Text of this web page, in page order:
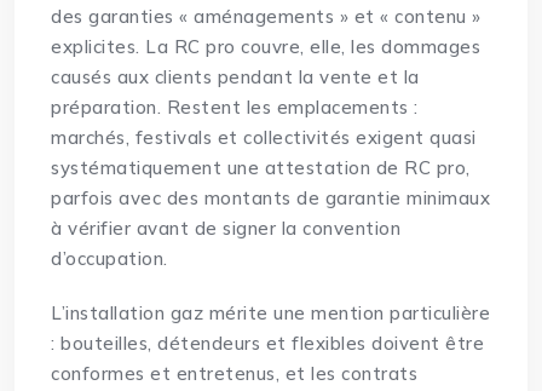
des garanties « aménagements » et « contenu »
explicites. La RC pro couvre, elle, les dommages
causés aux clients pendant la vente et la
préparation. Restent les emplacements :
marchés, festivals et collectivités exigent quasi
systématiquement une attestation de RC pro,
parfois avec des montants de garantie minimaux
à vérifier avant de signer la convention
d’occupation.
L’installation gaz mérite une mention particulière
: bouteilles, détendeurs et flexibles doivent être
conformes et entretenus, et les contrats